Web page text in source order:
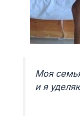
Моя
и я